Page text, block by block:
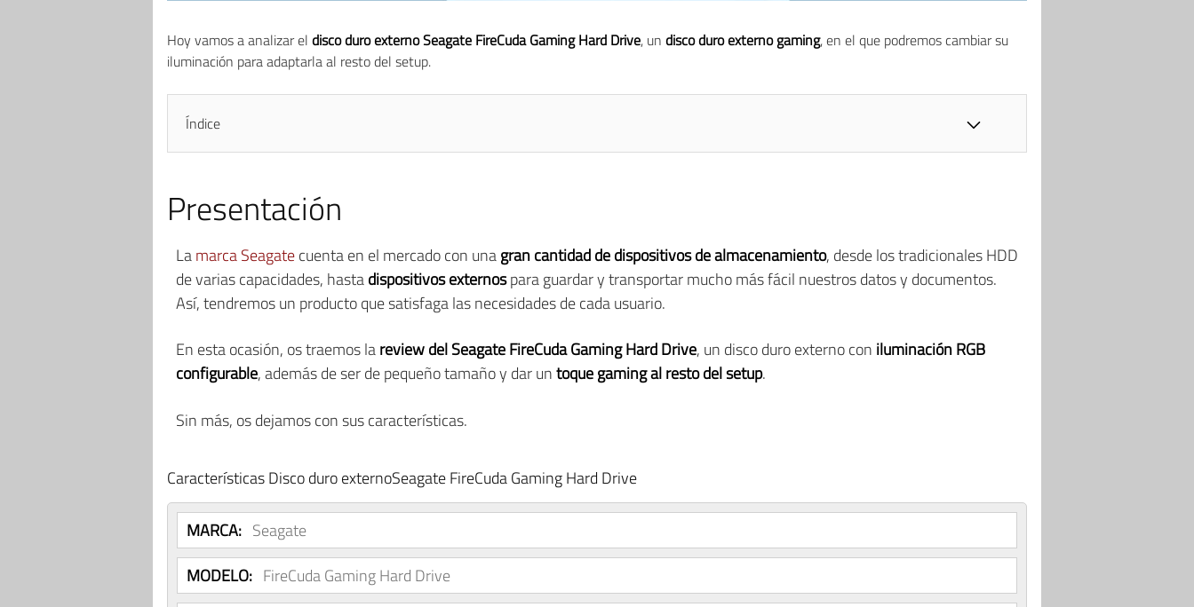
Hoy vamos a analizar el disco duro externo Seagate FireCuda Gaming Hard Drive, un disco duro externo gaming, en el que podremos cambiar su
iluminación para adaptarla al resto del setup.
Índice
Presentación
Lamarca Seagatecuenta en el mercado con unagran cantidad de dispositivos de almacenamiento, desde los tradicionales HDD
de varias capacidades, hastadispositivos externospara guardar y transportar mucho más fácil nuestros datos y documentos.
Así, tendremos un producto que satisfaga las necesidades de cada usuario.
En esta ocasión, os traemos lareview del Seagate FireCuda Gaming Hard Drive, un disco duro externo con iluminación RGB
configurable, además de ser de pequeño tamaño y dar untoque gaming al resto del setup.
Sin más, os dejamos con sus características.
Características Disco duro externoSeagate FireCuda Gaming Hard Drive
MARCA: Seagate
MODELO: FireCuda Gaming Hard Drive